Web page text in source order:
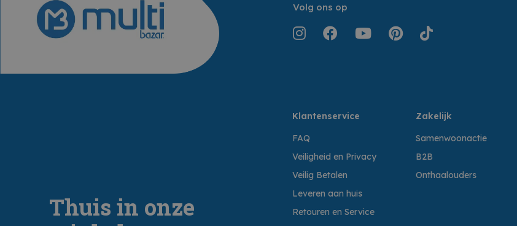
Volg ons op
Thuis in onze
Klantenservice
FAQ
Veiligheid en Privacy
Veilig Betalen
Leveren aan huis
Retouren en Service
Zakelijk
Samenwoonactie
B2B
Onthaalouders